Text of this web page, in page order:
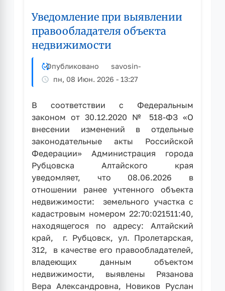
Уведомление при выявлении
правообладателя объекта
недвижимости
Опубликовано savosin-
пн, 08 Июн. 2026 - 13:27
В соответствии с Федеральным
законом от 30.12.2020 № 518-ФЗ «О
внесении изменений в отдельные
законодательные акты Российской
Федерации» Администрация города
Рубцовска Алтайского края
уведомляет, что 08.06.2026 в
отношении ранее учтенного объекта
недвижимости: земельного участка с
кадастровым номером 22:70:021511:40,
находящегося по адресу: Алтайский
край, г. Рубцовск, ул. Пролетарская,
312, в качестве его правообладателей,
владеющих данным объектом
недвижимости, выявлены Рязанова
Вера Александровна, Новиков Руслан